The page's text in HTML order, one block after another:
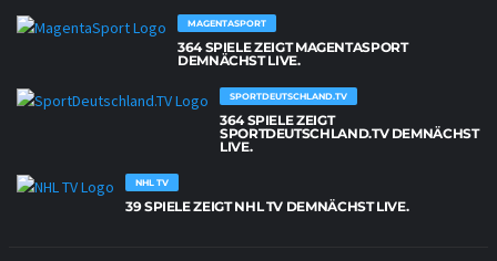
MAGENTASPORT
364 SPIELE ZEIGT MAGENTASPORT
DEMNÄCHST LIVE.
SPORTDEUTSCHLAND.TV
364 SPIELE ZEIGT
SPORTDEUTSCHLAND.TV DEMNÄCHST
LIVE.
NHL TV
39 SPIELE ZEIGT NHL TV DEMNÄCHST LIVE.